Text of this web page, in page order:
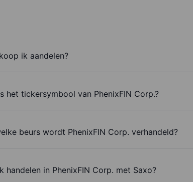
ik aandelen?
het tickersymbool van PhenixFIN Corp.?
beurs wordt PhenixFIN Corp. verhandeld?
handelen in PhenixFIN Corp. met Saxo?